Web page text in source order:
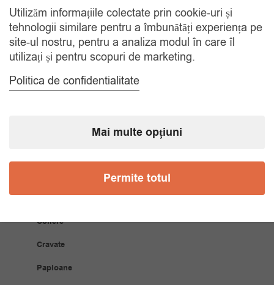
RETUR 30 ZILE
Gratuit, indiferent de motiv
Tel. 0770420114
Brățări
Coliere
Cravate
Papioane
Utilizăm informațiile colectate prin cookie-uri și
tehnologii similare pentru a îmbunătăți experiența pe
site-ul nostru, pentru a analiza modul în care îl
utilizați și pentru scopuri de marketing.
Politica de confidentialitate
Mai multe opțiuni
Permite totul